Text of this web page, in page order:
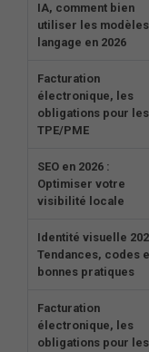
IA, comment bien
utiliser les
langage en 2026
Facturation
électronique, les
obligations pour les
TPE/PME
SEO en 2026 :
Optimiser votre
visibilité locale
Identité visuelle
Tendances, codes
bonnes pratiques
Facturation
électronique, les
obligations pour les